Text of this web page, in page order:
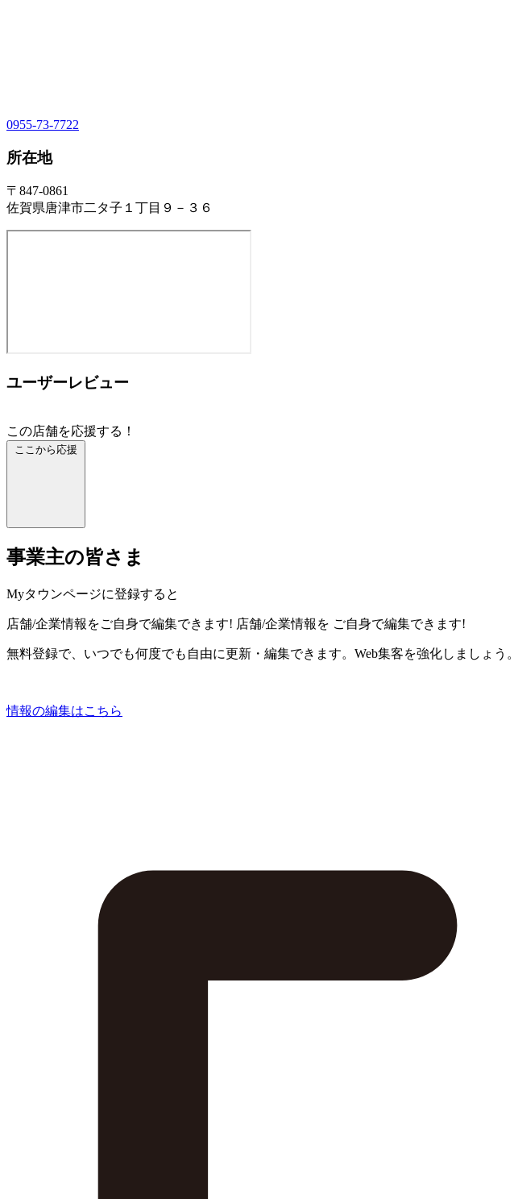
0955-73-7722
所在地
〒847-0861
佐賀県唐津市二タ子１丁目９－３６
ユーザーレビュー
この店舗を応援する！
ここから応援
事業主の皆さま
Myタウンページに登録すると
店舗/企業情報をご自身で編集できます! 店舗/企業情報を ご自身で編集できます!
無料登録で、いつでも何度でも自由に更新・編集できます。Web集客を強化しましょう。
情報の編集はこちら